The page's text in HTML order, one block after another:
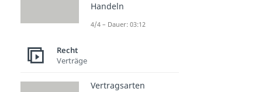
Gutachtenstil
Dauer: 06:22
Subsumtion
ex ante ex post
Handeln
4/4 – Dauer: 03:12
Recht
Verträge
Vertragsarten